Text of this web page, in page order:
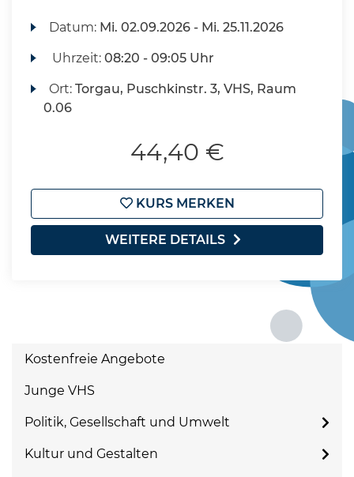
Datum: Mi. 02.09.2026 - Mi. 25.11.2026
Uhrzeit:08:20 - 09:05 Uhr
Ort:Torgau, Puschkinstr. 3, VHS, Raum
0.06
44,40 €
KURS MERKEN
WEITERE DETAILS
Kostenfreie Angebote
Junge VHS
Politik, Gesellschaft und Umwelt
Kultur und Gestalten